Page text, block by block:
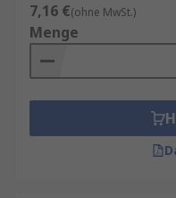
7,16 €(ohne MwSt.)
Menge